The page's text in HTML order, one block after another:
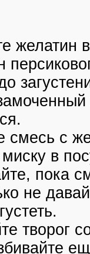
желатин
смесь с
миску в
пока
не
творог